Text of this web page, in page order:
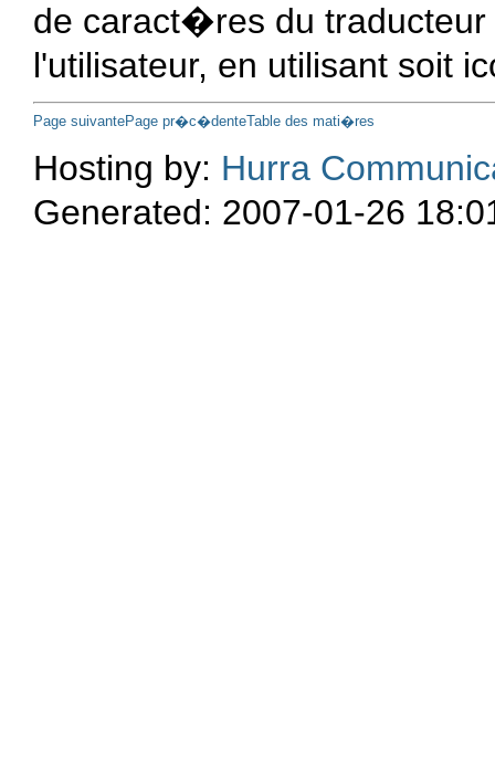
de caract�res du
l'utilisateur, en utilisant soit
Page suivantePage pr�c�denteTable des mati�res
Hosting by: Hurra
Generated: 2007-01-26